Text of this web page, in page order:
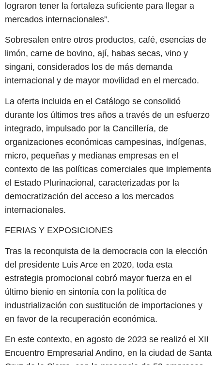
lograron tener la fortaleza suficiente para llegar a
mercados internacionales”.
Sobresalen entre otros productos, café, esencias de
limón, carne de bovino, ají, habas secas, vino y
singani, considerados los de más demanda
internacional y de mayor movilidad en el mercado.
La oferta incluida en el Catálogo se consolidó
durante los últimos tres años a través de un esfuerzo
integrado, impulsado por la Cancillería, de
organizaciones económicas campesinas, indígenas,
micro, pequeñas y medianas empresas en el
contexto de las políticas comerciales que implementa
el Estado Plurinacional, caracterizadas por la
democratización del acceso a los mercados
internacionales.
FERIAS Y EXPOSICIONES
Tras la reconquista de la democracia con la elección
del presidente Luis Arce en 2020, toda esta
estrategia promocional cobró mayor fuerza en el
último bienio en sintonía con la política de
industrialización con sustitución de importaciones y
en favor de la recuperación económica.
En este contexto, en agosto de 2023 se realizó el XII
Encuentro Empresarial Andino, en la ciudad de Santa